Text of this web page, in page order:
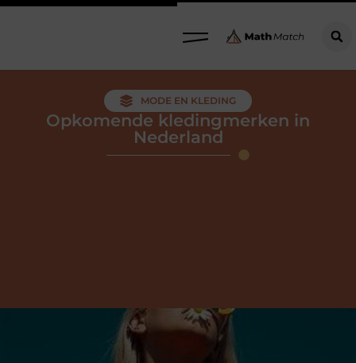
MODE EN KLEDING
Opkomende kledingmerken in
Nederland